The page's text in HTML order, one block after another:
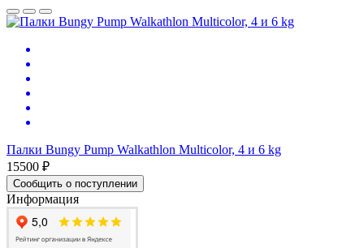
Палки Bungy Pump Walkathlon Multicolor, 4 и 6 kg
15500 ₽
Сообщить о поступлении
Информация